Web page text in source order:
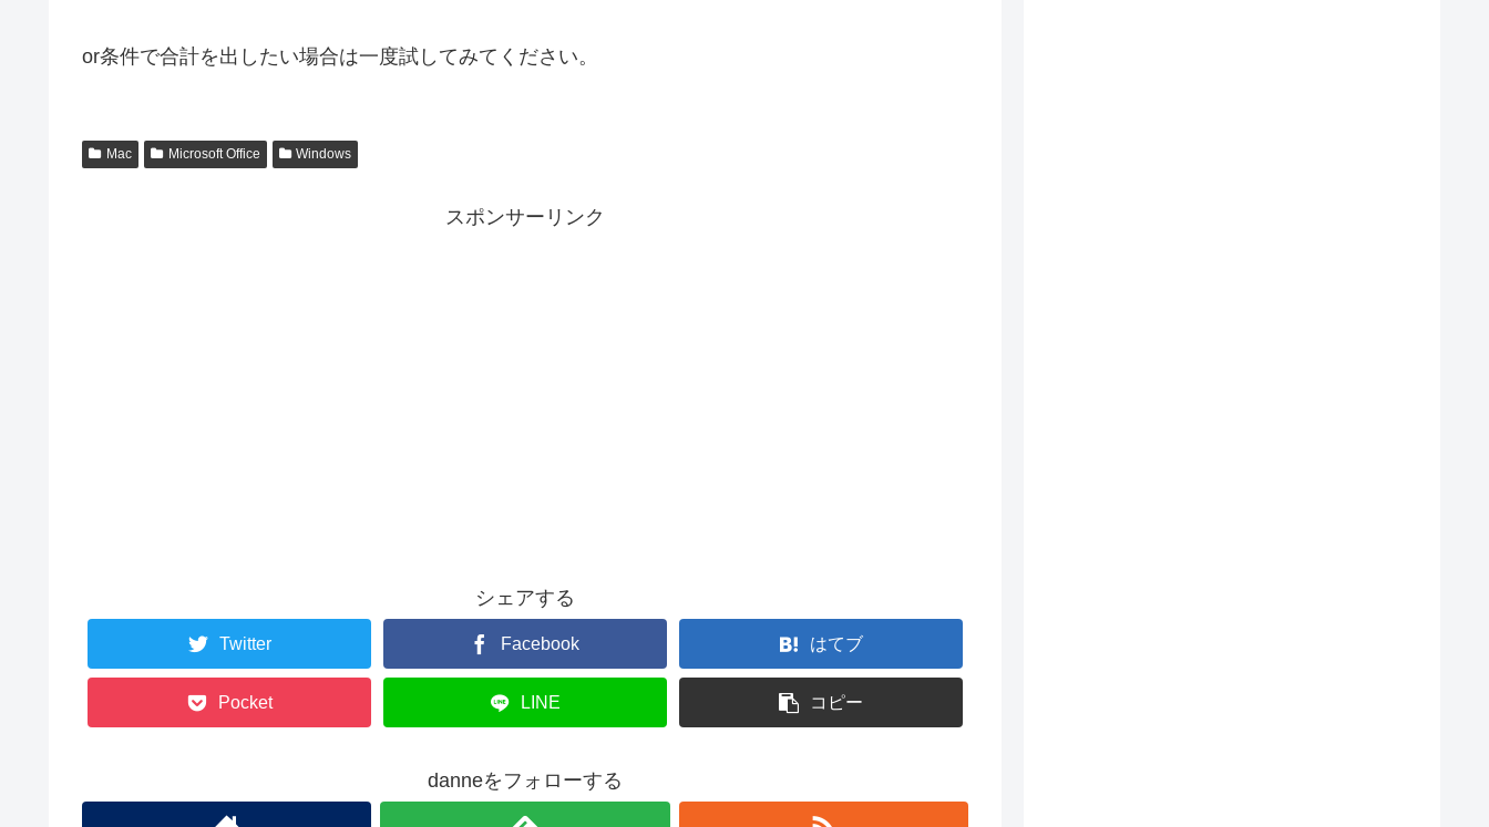
or条件で合計を出したい場合は一度試してみてください。
Mac Microsoft Office Windows
スポンサーリンク
シェアする
Twitter Facebook はてブ
Pocket LINE コピー
danneをフォローする